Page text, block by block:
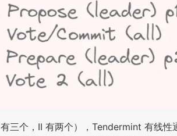
有三个，II 有两个），Tendermint 有线